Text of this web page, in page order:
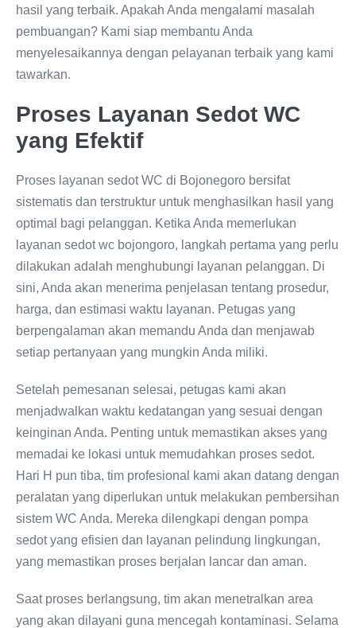
hasil yang terbaik. Apakah Anda mengalami masalah
pembuangan? Kami siap membantu Anda
menyelesaikannya dengan pelayanan terbaik yang kami
tawarkan.
Proses Layanan Sedot WC
yang Efektif
Proses layanan sedot WC di Bojonegoro bersifat
sistematis dan terstruktur untuk menghasilkan hasil yang
optimal bagi pelanggan. Ketika Anda memerlukan
layanan sedot wc bojongoro, langkah pertama yang perlu
dilakukan adalah menghubungi layanan pelanggan. Di
sini, Anda akan menerima penjelasan tentang prosedur,
harga, dan estimasi waktu layanan. Petugas yang
berpengalaman akan memandu Anda dan menjawab
setiap pertanyaan yang mungkin Anda miliki.
Setelah pemesanan selesai, petugas kami akan
menjadwalkan waktu kedatangan yang sesuai dengan
keinginan Anda. Penting untuk memastikan akses yang
memadai ke lokasi untuk memudahkan proses sedot.
Hari H pun tiba, tim profesional kami akan datang dengan
peralatan yang diperlukan untuk melakukan pembersihan
sistem WC Anda. Mereka dilengkapi dengan pompa
sedot yang efisien dan layanan pelindung lingkungan,
yang memastikan proses berjalan lancar dan aman.
Saat proses berlangsung, tim akan menetralkan area
yang akan dilayani guna mencegah kontaminasi. Selama